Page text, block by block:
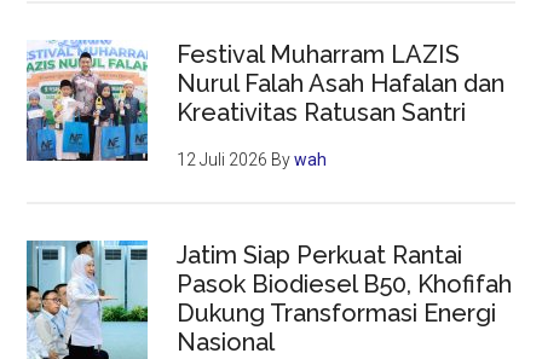
Festival Muharram LAZIS
Nurul Falah Asah Hafalan dan
Kreativitas Ratusan Santri
12 Juli 2026 Bywah
Jatim Siap Perkuat Rantai
Pasok Biodiesel B50, Khofifah
Dukung Transformasi Energi
Nasional